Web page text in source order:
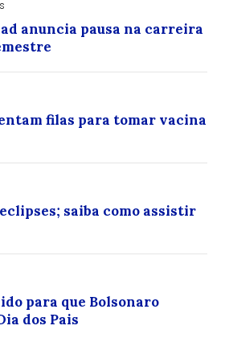
anuncia pausa na carreira
filas para tomar vacina
saiba como assistir
para que Bolsonaro
dos Pais